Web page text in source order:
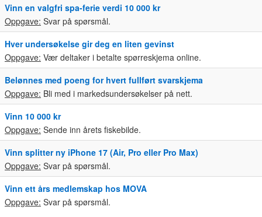
Vinn en valgfri spa-ferie verdi 10 000 kr
Oppgave: Svar på spørsmål.
Hver undersøkelse gir deg en liten gevinst
Oppgave: Vær deltaker i betalte spørreskjema online.
Belønnes med poeng for hvert fullført svarskjema
Oppgave: Bli med i markedsundersøkelser på nett.
Vinn 10 000 kr
Oppgave: Sende inn årets fiskebilde.
Vinn splitter ny iPhone 17 (Air, Pro eller Pro Max)
Oppgave: Svar på spørsmål.
Vinn ett års medlemskap hos MOVA
Oppgave: Svar på spørsmål.